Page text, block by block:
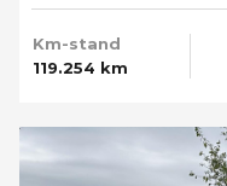
Km-stand
119.254 km